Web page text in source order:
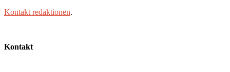
Kontakt redaktionen.
Kontakt